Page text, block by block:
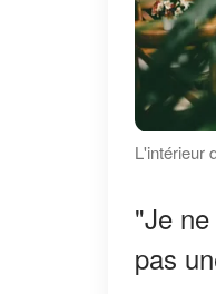
L'intérieur
"Je
pas